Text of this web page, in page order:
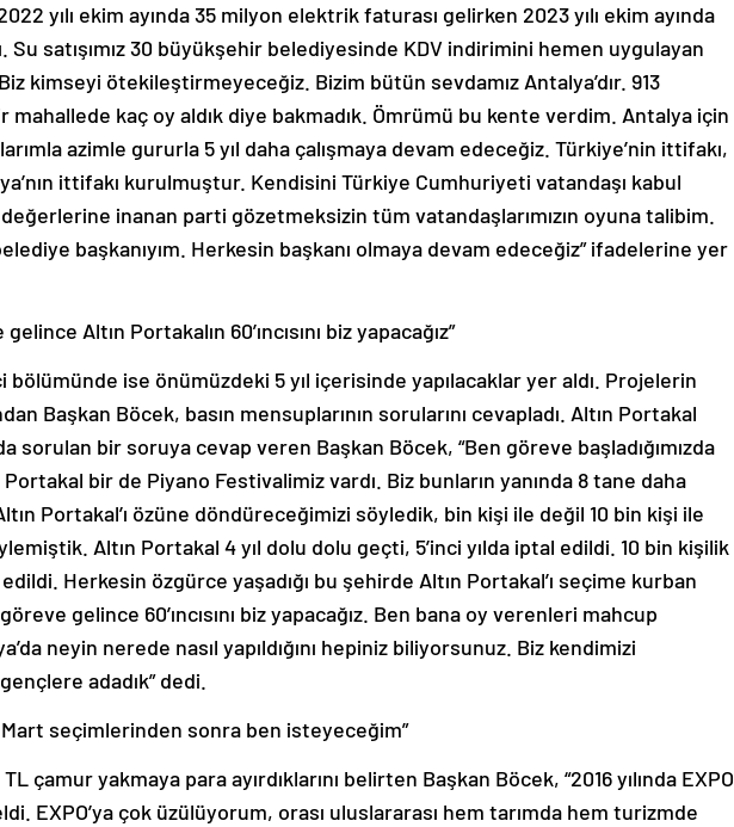
yılı ekim ayında 35 milyon elektrik faturası gelirken 2023 yılı ekim ayında
Su satışımız 30 büyükşehir belediyesinde KDV indirimini hemen uygulayan
kimseyi ötekileştirmeyeceğiz. Bizim bütün sevdamız Antalya’dır. 913
mahallede kaç oy aldık diye bakmadık. Ömrümü bu kente verdim. Antalya için
azimle gururla 5 yıl daha çalışmaya devam edeceğiz. Türkiye’nin ittifakı,
ittifakı kurulmuştur. Kendisini Türkiye Cumhuriyeti vatandaşı kabul
inanan parti gözetmeksizin tüm vatandaşlarımızın oyuna talibim.
başkanıyım. Herkesin başkanı olmaya devam edeceğiz” ifadelerine yer
Altın Portakalın 60’ıncısını biz yapacağız”
bölümünde ise önümüzdeki 5 yıl içerisinde yapılacaklar yer aldı. Projelerin
Başkan Böcek, basın mensuplarının sorularını cevapladı. Altın Portakal
sorulan bir soruya cevap veren Başkan Böcek, “Ben göreve başladığımızda
bir de Piyano Festivalimiz vardı. Biz bunların yanında 8 tane daha
Portakal’ı özüne döndüreceğimizi söyledik, bin kişi ile değil 10 bin kişi ile
Altın Portakal 4 yıl dolu dolu geçti, 5’inci yılda iptal edildi. 10 bin kişilik
Herkesin özgürce yaşadığı bu şehirde Altın Portakal’ı seçime kurban
gelince 60’ıncısını biz yapacağız. Ben bana oy verenleri mahcup
neyin nerede nasıl yapıldığını hepiniz biliyorsunuz. Biz kendimizi
adadık” dedi.
Mart seçimlerinden sonra ben isteyeceğim”
çamur yakmaya para ayırdıklarını belirten Başkan Böcek, “2016 yılında EXPO
EXPO’ya çok üzülüyorum, orası uluslararası hem tarımda hem turizmde